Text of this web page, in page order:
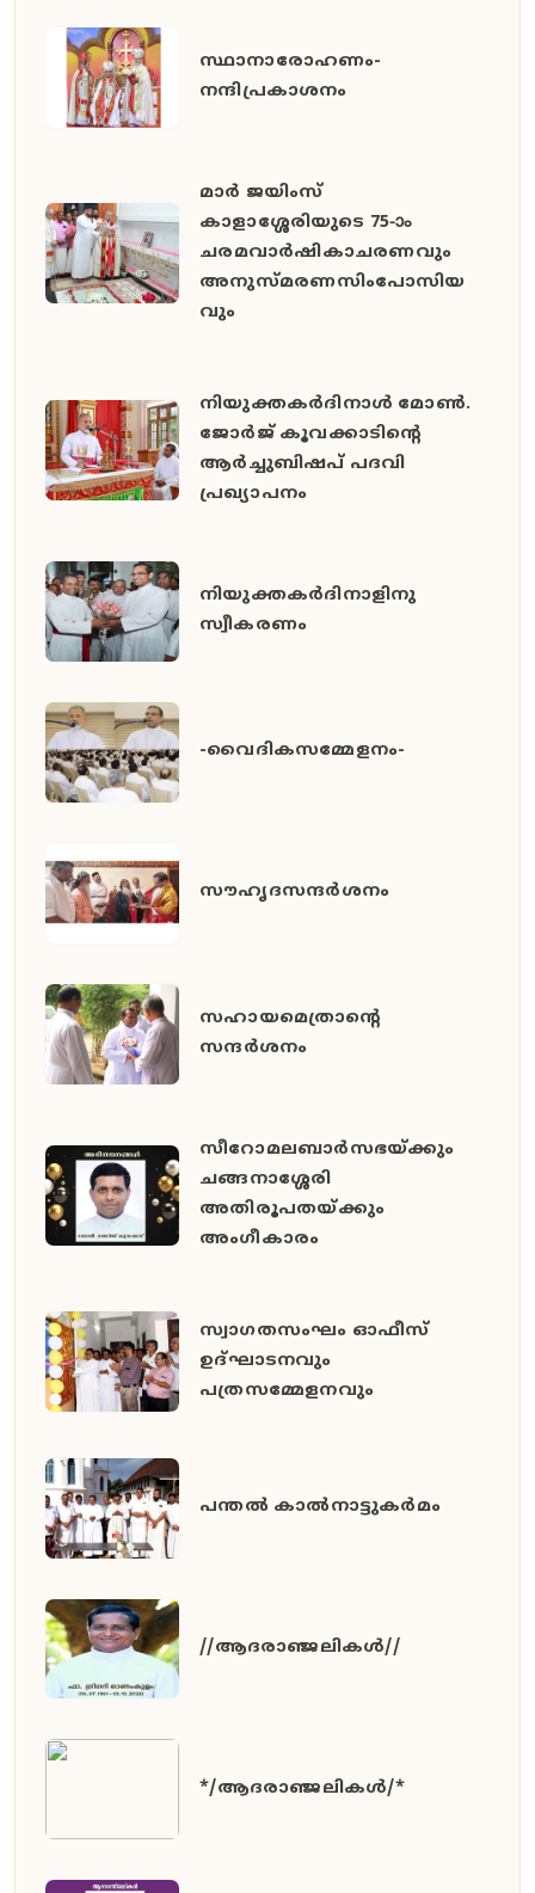
സ്ഥാനാരോഹണം-
നന്ദിപ്രകാശനം
മാർ ജയിംസ്
കാളാശ്ശേരിയുടെ 75-ാം
ചരമവാർഷികാചരണവും
അനുസ്മരണസിംപോസിയ
വും
നിയുക്തകർദിനാൾ മോൺ.
ജോർജ് കൂവക്കാടിൻ്റെ
ആർച്ചുബിഷപ് പദവി
പ്രഖ്യാപനം
നിയുക്തകർദിനാളിനു
സ്വീകരണം
-വൈദികസമ്മേളനം-
സൗഹൃദസന്ദർശനം
സഹായമെത്രാന്റെ
സന്ദർശനം
സീറോമലബാർസഭയ്ക്കും
ചങ്ങനാശ്ശേരി
അതിരൂപതയ്ക്കും
അംഗീകാരം
സ്വാഗതസംഘം ഓഫീസ്
ഉദ്ഘാടനവും
പത്രസമ്മേളനവും
പന്തൽ കാൽനാട്ടുകർമം
//ആദരാഞ്ജലികൾ//
*/ആദരാഞ്ജലികൾ/*